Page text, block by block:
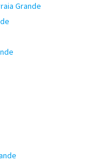
Grande